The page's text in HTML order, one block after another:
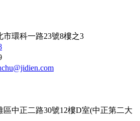
環科一路23號8樓之3
中正二路30號12樓D室(中正第二大